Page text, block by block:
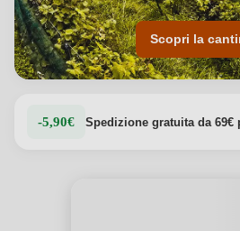
Scopri la
-5,90€ Spedizione gratuita da 69€